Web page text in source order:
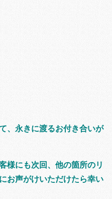
、永きに渡るお付き合いが
様にも次回、他の箇所のリ
お声がけいただけたら幸い